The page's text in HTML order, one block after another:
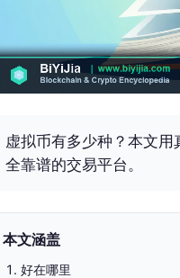
虚拟币有多少种？本文
全靠谱的交易平台。
本文涵盖
好在哪里